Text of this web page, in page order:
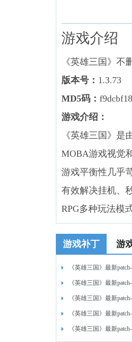
游戏介绍
《英雄三国》不
版本号： 1.3.73
MD5码：
游戏介绍：
《英雄三国》
MOBA游戏视觉
游戏平衡性几乎
有效解决挂机、
RPG多种玩法模
游戏补丁 游
《英雄三国》最新
《英雄三国》最新
《英雄三国》最新
《英雄三国》最新
《英雄三国》最新